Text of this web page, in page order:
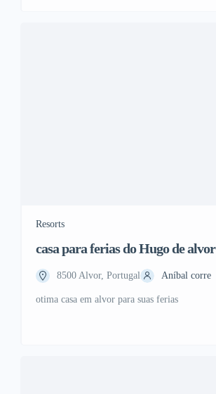
Resorts
casa para ferias do Hugo de alvor
8500 Alvor, Portugal Aníbal corre
otima casa em alvor para suas ferias